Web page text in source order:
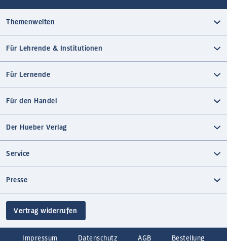
Themenwelten
Für Lehrende & Institutionen
Für Lernende
Für den Handel
Der Hueber Verlag
Service
Presse
Vertrag widerrufen
Impressum Datenschutz AGB Bestellung